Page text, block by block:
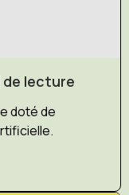
de lecture
doté de